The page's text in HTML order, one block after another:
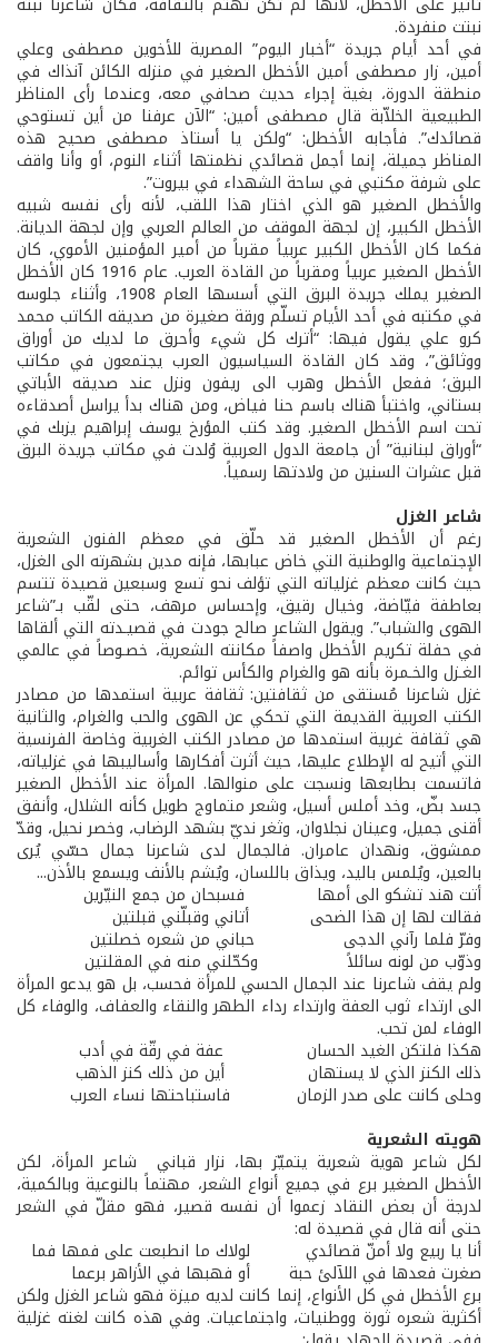
نبتت منفردة.
في أحد أيام جريدة “أخبار اليوم” المصرية للأخوين مصطفى وعلي
أمين، زار مصطفى أمين الأخطل الصغير في منزله الكائن آنذاك في
منطقة الدورة، بغية إجراء حديث صحافي معه، وعندما رأى المناظر
الطبيعية الخلاّبة قال مصطفى أمين: “الآن عرفنا من أين تستوحي
قصائدك”. فأجابه الأخطل: “ولكن يا أستاذ مصطفى صحيح هذه
المناظر جميلة، إنما أجمل قصائدي نظمتها أثناء النوم، أو وأنا واقف
على شرفة مكتبي في ساحة الشهداء في بيروت”.
والأخطل الصغير هو الذي اختار هذا اللقب، لأنه رأى نفسه شبيه
الأخطل الكبير، إن لجهة الموقف من العالم العربي وإن لجهة الديانة.
فكما كان الأخطل الكبير عربياً مقرباً من أمير المؤمنين الأموي، كان
الأخطل الصغير عربياً ومقرباً من القادة العرب. عام 1916 كان الأخطل
الصغير يملك جريدة البرق التي أسسها العام 1908، وأثناء جلوسه
في مكتبه في أحد الأيام تسلّم ورقة صغيرة من صديقه الكاتب محمد
كرو علي يقول فيها: “أترك كل شيء وأحرق ما لديك من أوراق
ووثائق”، وقد كان القادة السياسيون العرب يجتمعون في مكاتب
البرق؛ ففعل الأخطل وهرب الى ريفون ونزل عند صديقه الأباتي
بستاني، واختبأ هناك باسم حنا فياض، ومن هناك بدأ يراسل أصدقاءه
تحت اسم الأخطل الصغير. وقد كتب المؤرخ يوسف إبراهيم يزبك في
“أوراق لبنانية” أن جامعة الدول العربية وُلدت في مكاتب جريدة البرق
قبل عشرات السنين من ولادتها رسمياً.
شاعر الغزل
رغم أن الأخطل الصغير قد حلّق في معظم الفنون الشعرية
الإجتماعية والوطنية التي خاض عبابها، فإنه مدين بشهرته الى الغزل،
حيث كانت معظم غزلياته التي تؤلف نحو تسع وسبعين قصيدة تتسم
بعاطفة فيّاضة، وخيال رقيق، وإحساس مرهف، حتى لقّب بـ”شاعر
الهوى والشباب”. ويقول الشاعر صالح جودت في قصيـدته التي ألقاها
في حفلة تكريم الأخطل واصفاً مكانته الشعرية، خصـوصاً في عالمي
الغـزل والخـمرة بأنه هو والغرام والكأس توائم.
غزل شاعرنا مُستقى من ثقافتين: ثقافة عربية استمدها من مصادر
الكتب العربية القديمة التي تحكي عن الهوى والحب والغرام، والثانية
هي ثقافة غربية استمدها من مصادر الكتب الغربية وخاصة الفرنسية
التي أتيح له الإطلاع عليها، حيث أثرت أفكارها وأساليبها في غزلياته،
فاتسمت بطابعها ونسجت على منوالها. المرأة عند الأخطل الصغير
جسد بضّ، وخد أملس أسيل، وشعر متماوج طويل كأنه الشلال، وأنفق
أقنى جميل، وعينان نجلاوان، وثغر نديّ بشهد الرضاب، وخصر نحيل، وقدّ
ممشوق، ونهدان عامران. فالجمال لدى شاعرنا جمال حسّي يُرى
بالعين، ويُلمس باليد، ويذاق باللسان، ويُشم بالأنف ويسمع بالأذن...
أتت هند تشكو الى أمها فسبحان من جمع النيّرين
فقالت لها إن هذا الضحى أتاني وقبلّني قبلتين
وفرّ فلما رآني الدجى حباني من شعره خصلتين
وذوّب من لونه سائلاً وكحّلني منه في المقلتين
ولم يقف شاعرنا عند الجمال الحسي للمرأة فحسب، بل هو يدعو المرأة
الى ارتداء ثوب العفة وارتداء رداء الطهر والنقاء والعفاف، والوفاء كل
الوفاء لمن تحب.
هكذا فلتكن الغيد الحسان عفة في رقّة في أدب
ذلك الكنز الذي لا يستهان أين من ذلك كنز الذهب
وحلى كانت على صدر الزمان فاستباحتها نساء العرب
هويته الشعرية
لكل شاعر هوية شعرية يتميّز بها، نزار قباني ­ شاعر المرأة، لكن
الأخطل الصغير برع في جميع أنواع الشعر، مهتماً بالنوعية وبالكمية،
لدرجة أن بعض النقاد زعموا أن نفسه قصير، فهو مقلّ في الشعر
حتى أنه قال في قصيدة له:
أنا يا ربيع ولا أمنّ قصائدي لولاك ما انطبعت على فمها فما
صغرت فعدها في اللآلئ حبة أو فهبها في الأزاهر برعما
برع الأخطل في كل الأنواع، إنما كانت لديه ميزة فهو شاعر الغزل ولكن
أكثرية شعره ثورة ووطنيات، واجتماعيات. وفي هذه كانت لغته غزلية